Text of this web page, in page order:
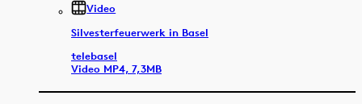
Video
Silvesterfeuerwerk in Basel
telebasel
Video MP4, 7,3MB